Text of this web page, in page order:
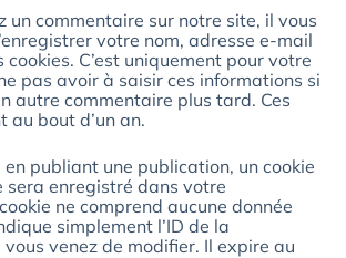
un commentaire sur notre site, il vous
votre nom, adresse e-mail
C’est uniquement pour votre
pas avoir à saisir ces informations si
autre commentaire plus tard. Ces
au bout d’un an.
en publiant une publication, un cookie
sera enregistré dans votre
ne comprend aucune donnée
simplement l’ID de la
venez de modifier. Il expire au